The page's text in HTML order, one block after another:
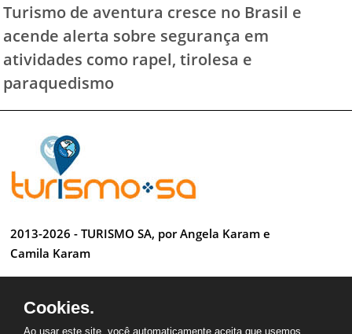
Turismo de aventura cresce no Brasil e
acende alerta sobre segurança em
atividades como rapel, tirolesa e
paraquedismo
2013-2026 - TURISMO SA, por Angela Karam e
Camila Karam
Desenvolvido por Anderson Luiz
Cookies.
Ao usar este site, você automaticamente aceita que usemos